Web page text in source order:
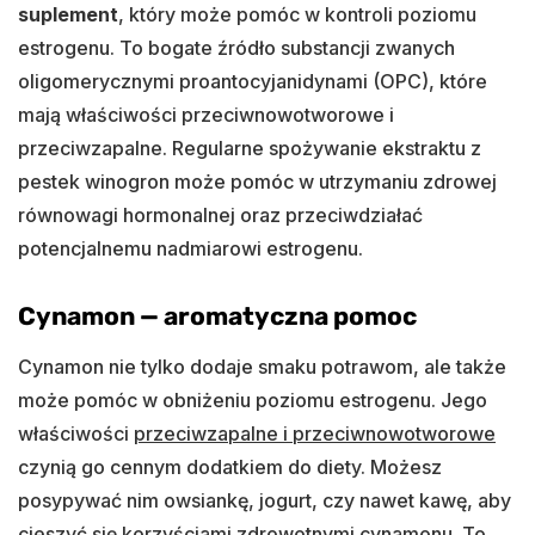
suplement, który może pomóc w kontroli poziomu
estrogenu. To bogate źródło substancji zwanych
oligomerycznymi proantocyjanidynami (OPC), które
mają właściwości przeciwnowotworowe i
przeciwzapalne. Regularne spożywanie ekstraktu z
pestek winogron może pomóc w utrzymaniu zdrowej
równowagi hormonalnej oraz przeciwdziałać
potencjalnemu nadmiarowi estrogenu.
Cynamon — aromatyczna pomoc
Cynamon nie tylko dodaje smaku potrawom, ale także
może pomóc w obniżeniu poziomu estrogenu. Jego
właściwości przeciwzapalne i przeciwnowotworowe
czynią go cennym dodatkiem do diety. Możesz
posypywać nim owsiankę, jogurt, czy nawet kawę, aby